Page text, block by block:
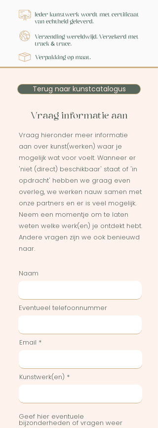
Terug naar kunstcatalogus
Vraag informatie aan
Vraag hieronder meer informatie
aan over kunst(werken) waar je
mogelijk wat voor voelt. Wanneer er
'niet (direct) beschikbaar' staat of 'in
opdracht' hebben we graag even
overleg, we werken nauw samen met
onze partners en er is veel mogelijk.
Neem een momentje om te laten
weten welke werk(en) je ontdekt hebt.
Andere vragen zijn we ook benieuwd
naar.
Naam
Eventueel telefoonnummer
Email
Kunstwerk(en)
Geef hier eventuele
bijzonderheden of vragen weer